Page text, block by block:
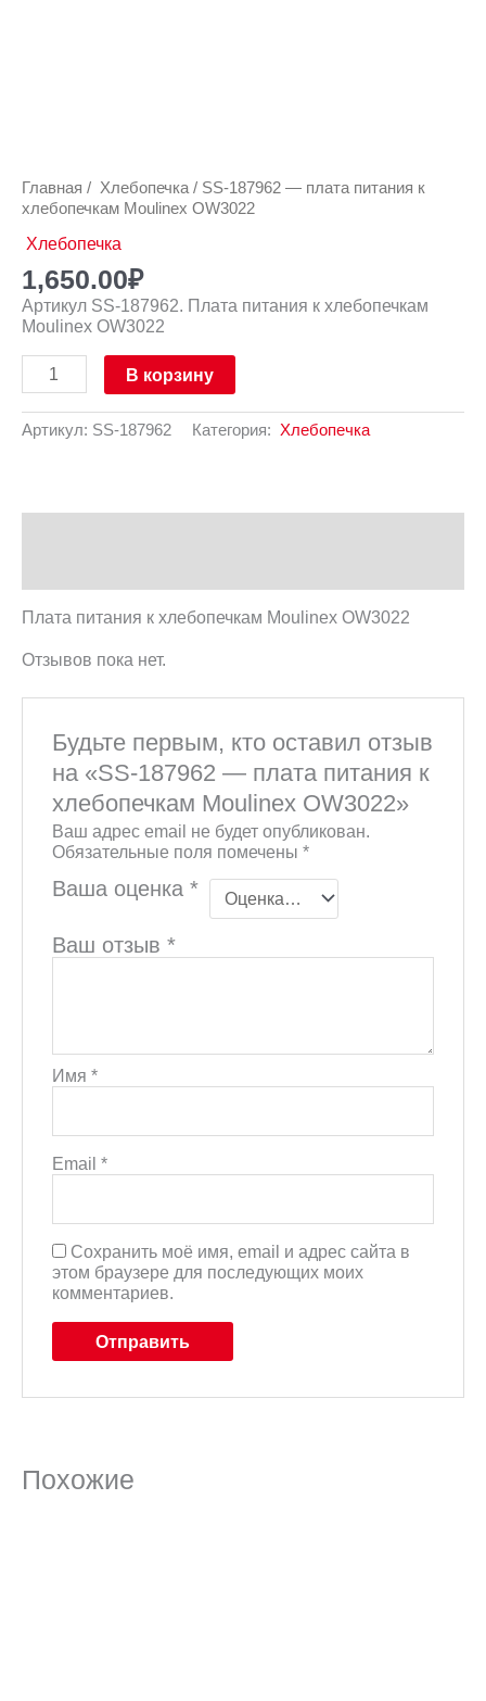
Главная / Хлебопечка / SS-187962 — плата питания к
хлебопечкам Moulinex OW3022
Хлебопечка
1,650.00₽
Артикул SS-187962. Плата питания к хлебопечкам
Moulinex OW3022
В корзину
Артикул: SS-187962 Категория: Хлебопечка
Плата питания к хлебопечкам Moulinex OW3022
Отзывов пока нет.
Будьте первым, кто оставил отзыв
на «SS-187962 — плата питания к
хлебопечкам Moulinex OW3022»
Ваш адрес email не будет опубликован.
Обязательные поля помечены*
Ваша оценка*
Ваш отзыв*
Имя*
Email*
Сохранить моё имя, email и адрес сайта в
этом браузере для последующих моих
комментариев.
Похожие